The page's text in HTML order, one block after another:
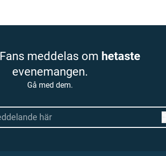
Fans meddelas om hetaste
evenemangen.
Gå med dem.